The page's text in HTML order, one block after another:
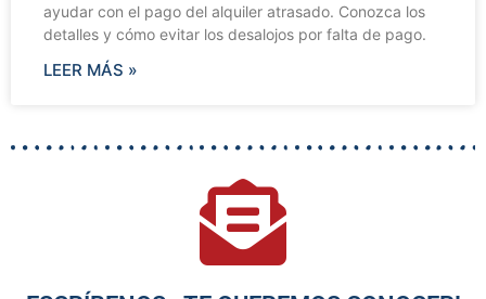
ayudar con el pago del alquiler atrasado. Conozca los
detalles y cómo evitar los desalojos por falta de pago.
LEER MÁS »